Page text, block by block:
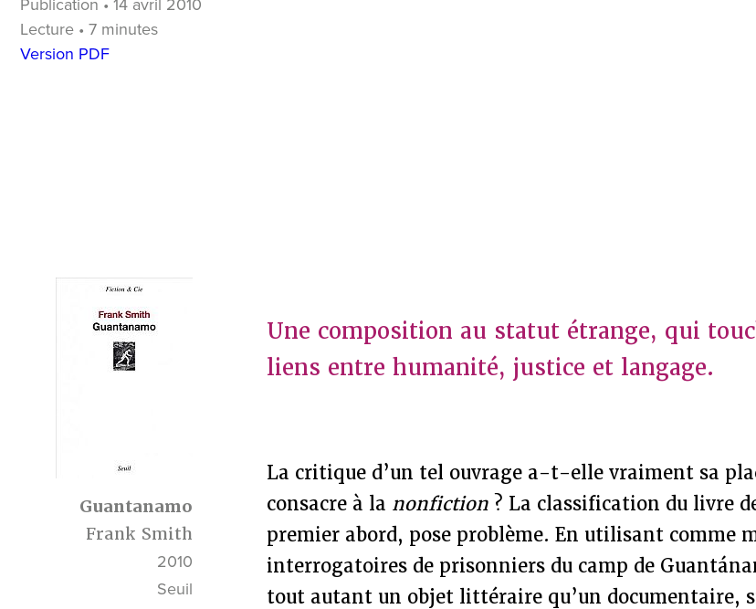
Publication • 14 avril 2010
Lecture • 7 minutes
Version PDF
Guantanamo
Frank Smith
2010
Seuil
Une composition au statut étrange, qui
liens entre humanité, justice et langage.
La critique d’un tel ouvrage a-t-elle vraiment sa
consacre à la nonfiction ? La classification du livre
premier abord, pose problème. En utilisant comme
interrogatoires de prisonniers du camp de
tout autant un objet littéraire qu’un documentaire,